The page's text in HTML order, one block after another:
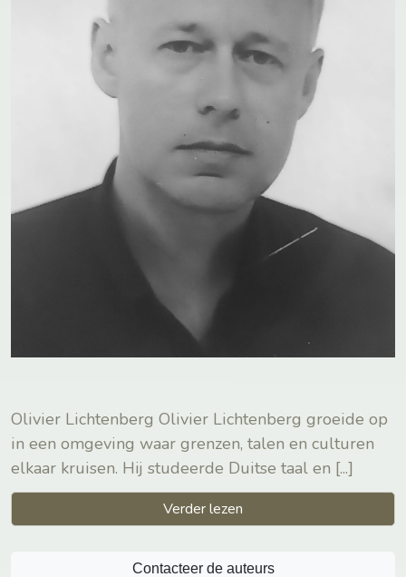
Olivier Lichtenberg Olivier Lichtenberg groeide op
in een omgeving waar grenzen, talen en culturen
elkaar kruisen. Hij studeerde Duitse taal en [...]
Verder lezen
Contacteer de auteurs